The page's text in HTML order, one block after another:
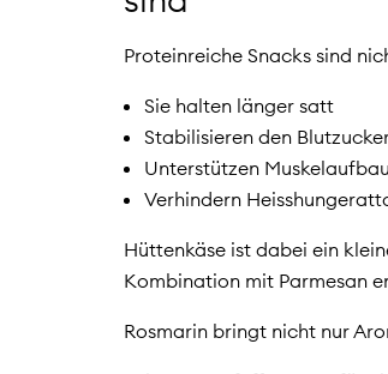
Proteinreiche Snacks sind
Sie halten länger satt
Stabilisieren den
Unterstützen
Verhindern
Hüttenkäse ist dabei ein
Kombination mit Parmesan
Rosmarin bringt nicht nur